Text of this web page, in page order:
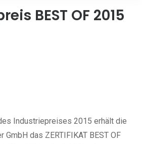
BEST OF 2015
Industriepreises 2015 erhält die
GmbH das ZERTIFIKAT BEST OF